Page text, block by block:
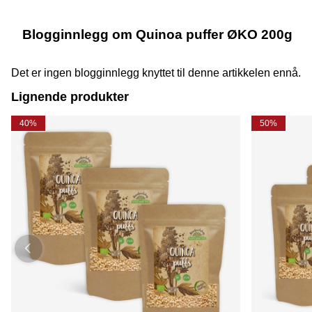
Blogginnlegg om Quinoa puffer ØKO 200g
Det er ingen blogginnlegg knyttet til denne artikkelen ennå.
Lignende produkter
40% 50%